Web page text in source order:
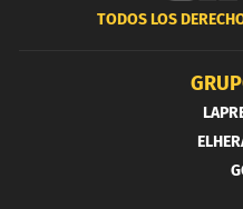
TODOS LOS